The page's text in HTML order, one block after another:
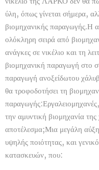
ύλη, όπως γίνεται σήμερα,
βιομηχανικής παραγωγής.Η
ολόκληρη σειρά από
ανάγκες σε νικέλιο και τη
βιομηχανική παραγωγή στο
παραγωγή ανοξείδωτου
θα τροφοδοτήσει τη
παραγωγής:Εργαλειομηχανές,
την αμυντική βιομηχανία
αποτέλεσμα;Μια μεγάλη
υψηλής ποιότητας, και
κατασκευών, που: